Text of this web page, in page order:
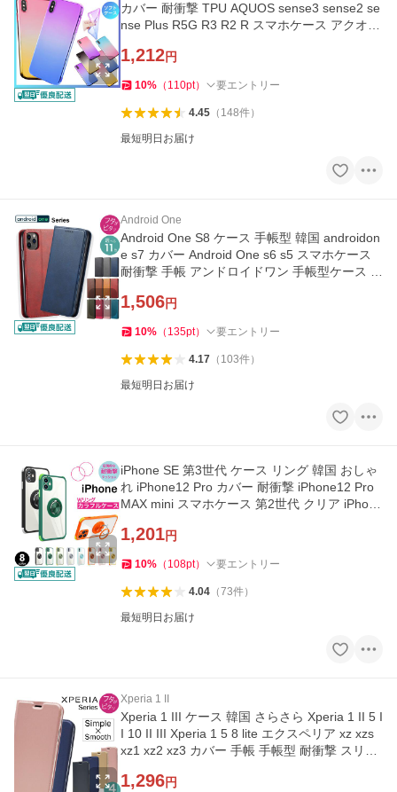
カバー 耐衝撃 TPU AQUOS sense3 sense2 se
nse Plus R5G R3 R2 R スマホケース アクオス
1,212円
10% （ 110pt） 要エントリー
4.45（ 148件）
最短明日お届け
Android One
Android One S8 ケース 手帳型 韓国 androidon
e s7 カバー Android One s6 s5 スマホケース
耐衝撃 手帳 アンドロイドワン 手帳型ケース ベ
1,506円
10% （ 135pt） 要エントリー
4.17（ 103件）
最短明日お届け
iPhone SE 第3世代 ケース リング 韓国 おしゃ
れ iPhone12 Pro カバー 耐衝撃 iPhone12 Pro
MAX mini スマホケース 第2世代 クリア iPhone
1,201円
10% （ 108pt） 要エントリー
4.04（73件）
最短明日お届け
Xperia 1 II
Xperia 1 III ケース 韓国 さらさら Xperia 1 II 5 I
I 10 II III Xperia 1 5 8 lite エクスペリア xz xzs
xz1 xz2 xz3 カバー 手帳 手帳型 耐衝撃 スリム
1,296円